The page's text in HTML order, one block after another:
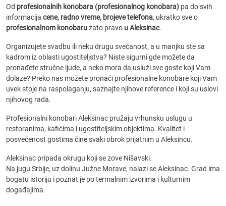
Od profesionalnih konobara (profesionalnog konobara) pa do svih
informacija cene, radno vreme, brojeve telefona, ukratko sve o
profesionalnom konobaruzato pravo u Aleksinac.
Organizujete svadbu ili neku drugu svečanost, a u manjku ste sa
kadrom iz oblasti ugostiteljstva? Niste sigurni gde možete da
pronađete stručne ljude, a neko mora da usluži sve goste koji Vam
dolaze? Preko nas možete pronaći profesionalne konobare koji Vam
uvek stoje na raspolaganju, saznajte njihove reference i koji su uslovi
njihovog rada.
Profesionalni konobari Aleksinac pružaju vrhunsku uslugu u
restoranima, kafićima i ugostiteljskim objektima. Kvalitet i
posvećenost gostima čine svaki obrok prijatnim u Aleksincu.
Aleksinac pripada okrugu koji se zove Nišavski.
Na jugu Srbije, uz dolinu Južne Morave, nalazi se Aleksinac. Grad ima
bogatu istoriju i poznat je po termalnim izvorima i kulturnim
događajima.